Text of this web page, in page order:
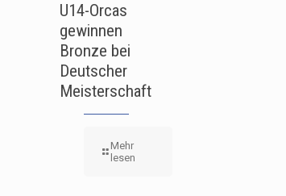
U14-Orcas
gewinnen
Bronze bei
Deutscher
Meisterschaft
Mehr
lesen